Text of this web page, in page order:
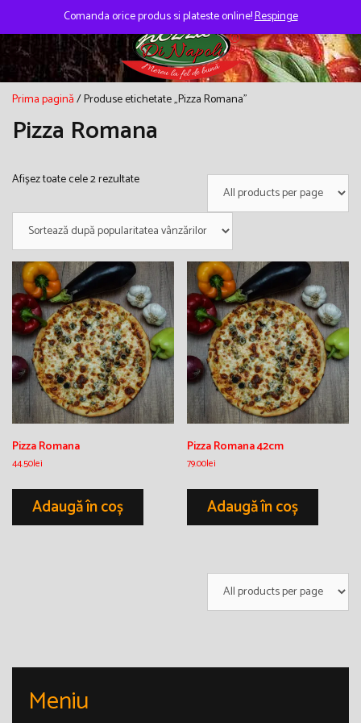
Comanda orice produs si plateste online!Respinge
Prima pagină/ Produse etichetate „Pizza Romana”
Pizza Romana
Afișez toate cele 2 rezultateSortat
Pizza Romana
44.50lei
Adaugă în coș
Pizza Romana 42cm
79.00lei
Adaugă în coș
Meniu